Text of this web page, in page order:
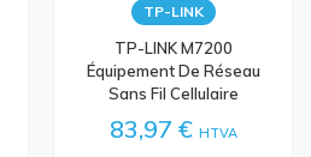
TP-LINK
TP-LINK M7200
Équipement De Réseau
Sans Fil Cellulaire
83,97 € HTVA